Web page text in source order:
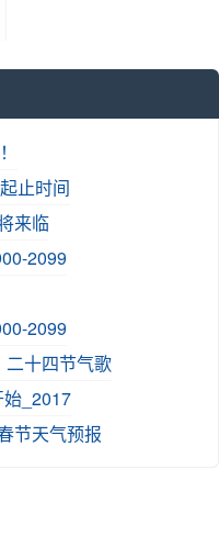
止时间
来临
2099
2099
二十四节气歌
_2017
节天气预报